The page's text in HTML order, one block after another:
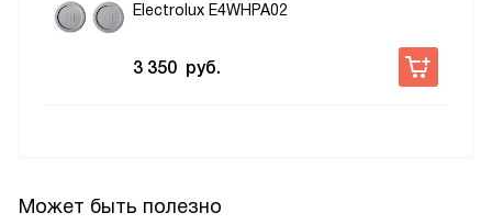
Electrolux E4WHPA02
3 350 руб.
Может быть полезно